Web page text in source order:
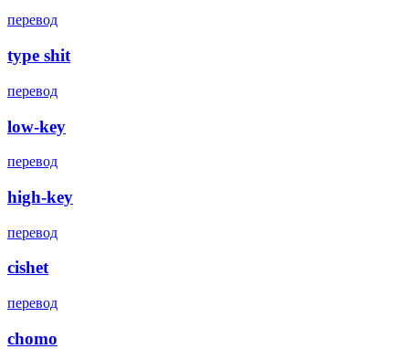
перевод
type shit
перевод
low-key
перевод
high-key
перевод
cishet
перевод
chomo